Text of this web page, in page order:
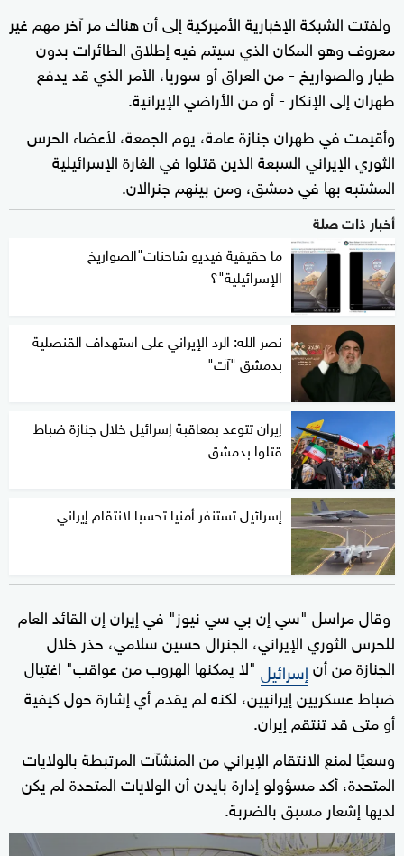
ولفتت الشبكة الإخبارية الأميركية إلى أن هناك مر آخر مهم غير
معروف وهو المكان الذي سيتم فيه إطلاق الطائرات بدون
طيار والصواريخ - من العراق أو سوريا، الأمر الذي قد يدفع
طهران إلى الإنكار - أو من الأراضي الإيرانية.
وأقيمت في طهران جنازة عامة، يوم الجمعة، لأعضاء الحرس
الثوري الإيراني السبعة الذين قتلوا في الغارة الإسرائيلية
المشتبه بها في دمشق، ومن بينهم جنرالان.
أخبار ذات صلة
ما حقيقية فيديو شاحنات"الصواريخ
الإسرائيلية"؟
نصر الله: الرد الإيراني على استهداف القنصلية
بدمشق "آت"
إيران تتوعد بمعاقبة إسرائيل خلال جنازة ضباط
قتلوا بدمشق
إسرائيل تستنفر أمنيا تحسبا لانتقام إيراني
وقال مراسل "سي إن بي سي نيوز" في إيران إن القائد العام
للحرس الثوري الإيراني، الجنرال حسين سلامي، حذر خلال
الجنازة من أنإسرائيل "لا يمكنها الهروب من عواقب" اغتيال
ضباط عسكريين إيرانيين، لكنه لم يقدم أي إشارة حول كيفية
أو متى قد تنتقم إيران.
وسعيًا لمنع الانتقام الإيراني من المنشآت المرتبطة بالولايات
المتحدة، أكد مسؤولو إدارة بايدن أن الولايات المتحدة لم يكن
لديها إشعار مسبق بالضربة.